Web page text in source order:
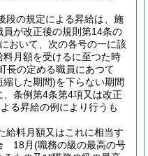
段の規定による昇給は、施
が改正後の規則第14条の
おいて、次の各号の一に該
月額を受けるに至つた時
長の定める職員にあつて
縮した期間)を下らない期間
条例第4条第4項又は改正
る昇給の例により行うも
給料月額又はこれに相当す
18月(職務の級の最高の号